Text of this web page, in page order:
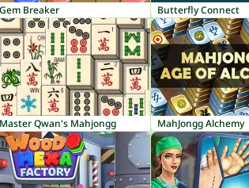
Gem Breaker Butterfly Connect
Master Qwan's Mahjongg MahJongg Alchemy